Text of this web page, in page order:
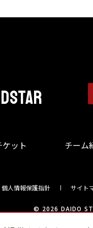
ケット チーム
個人情報保護指針 サイト
© 2026 DAIDO